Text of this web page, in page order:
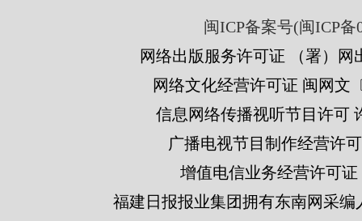
闽ICP备案号(闽ICP备
网络出版服务许可证 （署）网
网络文化经营许可证 闽网文
信息网络传播视听节目许可
广播电视节目制作经营许
增值电信业务经营许可证
福建日报报业集团拥有东南网采